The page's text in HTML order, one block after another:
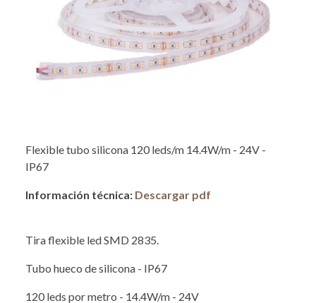
Flexible tubo silicona 120 leds/m 14.4W/m - 24V -
IP67
Información técnica: Descargar pdf
Tira flexible led SMD 2835.
Tubo hueco de silicona - IP67
120 leds por metro - 14.4W/m - 24V